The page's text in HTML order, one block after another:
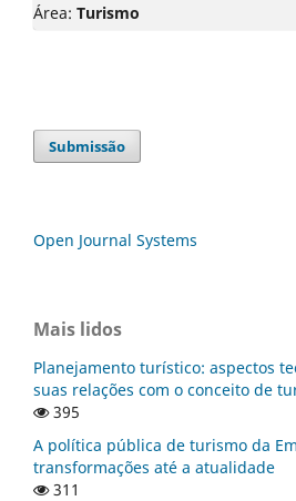
Área: Turismo
Submissão
Open Journal Systems
Mais lidos
Planejamento turístico: aspectos
suas relações com o conceito de
395
A política pública de turismo da
transformações até a atualidade
311